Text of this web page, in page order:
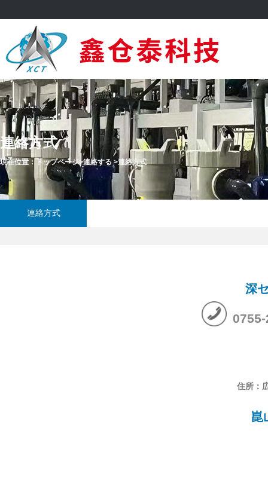
連絡方式
現在位置： トップページ>連絡する >連絡方式
連絡方式
深
住所：
崑